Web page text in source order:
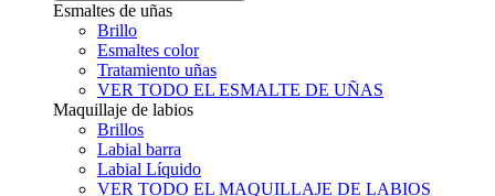
Esmaltes de uñas
Brillo
Esmaltes color
Tratamiento uñas
VER TODO EL ESMALTE DE UÑAS
Maquillaje de labios
Brillos
Labial barra
Labial Líquido
VER TODO EL MAQUILLAJE DE LABIOS